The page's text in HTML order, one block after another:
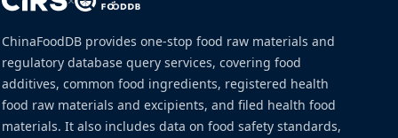
ChinaFoodDB provides one-stop food raw materials and
regulatory database query services, covering food
additives, common food ingredients, registered health
food raw materials and excipients, and filed health food
materials. It also includes data on food safety standards,